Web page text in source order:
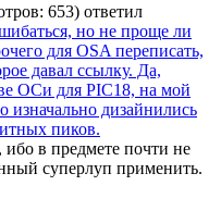
653) ответил
но не проще ли
для OSA переписать,
давал ссылку. Да,
ОСи для PIC18, на мой
изначально дизайнились
пиков.
ибо в предмете почти не
суперлуп применить.